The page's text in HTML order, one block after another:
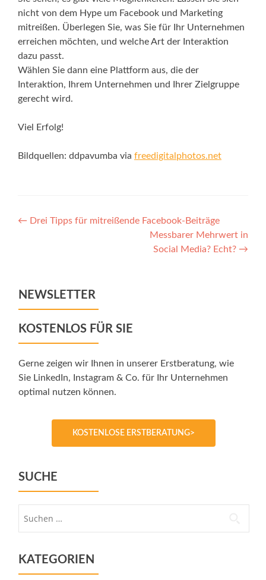
nicht von dem Hype um Facebook und Marketing
mitreißen. Überlegen Sie, was Sie für Ihr Unternehmen
erreichen möchten, und welche Art der Interaktion
dazu passt.
Wählen Sie dann eine Plattform aus, die der
Interaktion, Ihrem Unternehmen und Ihrer Zielgruppe
gerecht wird.
Viel Erfolg!
Bildquellen: ddpavumba via freedigitalphotos.net
Post
← Drei Tipps für mitreißende Facebook-Beiträge
Messbarer Mehrwert in
Social Media? Echt? →
NEWSLETTER
KOSTENLOS FÜR SIE
Gerne zeigen wir Ihnen in unserer Erstberatung, wie
Sie LinkedIn, Instagram & Co. für Ihr Unternehmen
optimal nutzen können.
KOSTENLOSE ERSTBERATUNG>
SUCHE
KATEGORIEN